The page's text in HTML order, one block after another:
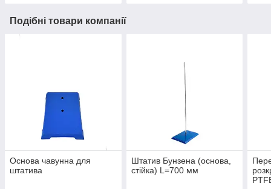
Подібні товари компанії
Основа чавунна для
штатива
Штатив Бунзена (основа,
стійка) L=700 мм